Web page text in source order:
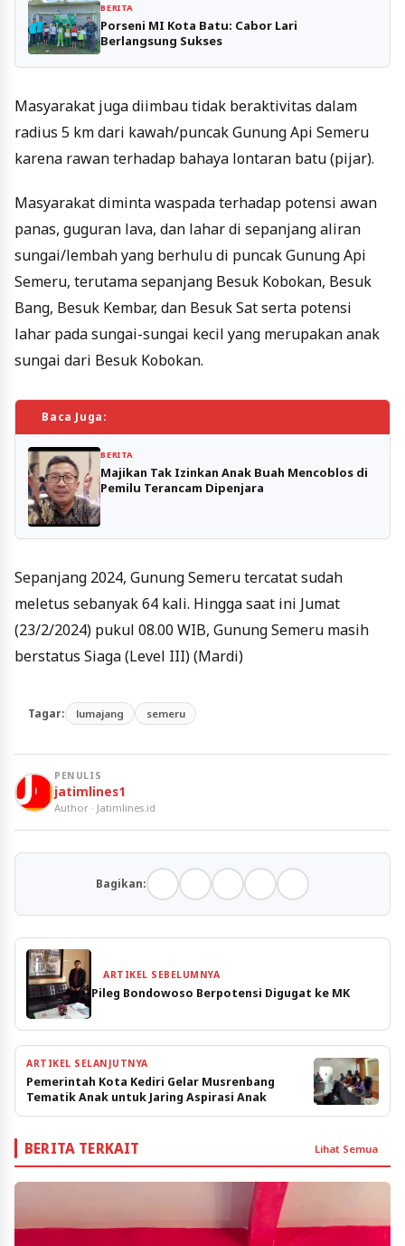
BERITA
Porseni MI Kota Batu: Cabor Lari
Berlangsung Sukses
Masyarakat juga diimbau tidak beraktivitas dalam
radius 5 km dari kawah/puncak Gunung Api Semeru
karena rawan terhadap bahaya lontaran batu (pijar).
Masyarakat diminta waspada terhadap potensi awan
panas, guguran lava, dan lahar di sepanjang aliran
sungai/lembah yang berhulu di puncak Gunung Api
Semeru, terutama sepanjang Besuk Kobokan, Besuk
Bang, Besuk Kembar, dan Besuk Sat serta potensi
lahar pada sungai-sungai kecil yang merupakan anak
sungai dari Besuk Kobokan.
Baca Juga:
BERITA
Majikan Tak Izinkan Anak Buah Mencoblos di
Pemilu Terancam Dipenjara
Sepanjang 2024, Gunung Semeru tercatat sudah
meletus sebanyak 64 kali. Hingga saat ini Jumat
(23/2/2024) pukul 08.00 WIB, Gunung Semeru masih
berstatus Siaga (Level III) (Mardi)
Tagar: lumajang semeru
PENULIS
jatimlines1
Author · Jatimlines.id
Bagikan:
ARTIKEL SEBELUMNYA
Pileg Bondowoso Berpotensi Digugat ke MK
ARTIKEL SELANJUTNYA
Pemerintah Kota Kediri Gelar Musrenbang
Tematik Anak untuk Jaring Aspirasi Anak
BERITA TERKAIT Lihat Semua